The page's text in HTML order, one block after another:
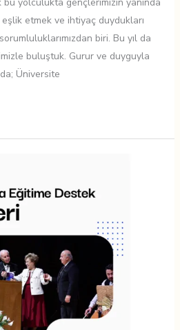
yolculukta gençlerimizin yanında
etmek ve ihtiyaç duydukları
biri. Bu yıl da
buluştuk. Gurur ve duyguyla
Üniversite